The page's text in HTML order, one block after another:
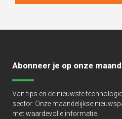
Abonneer je op onze
Van tips en de nieuwste
sector. Onze maandelijkse
met waardevolle informatie.